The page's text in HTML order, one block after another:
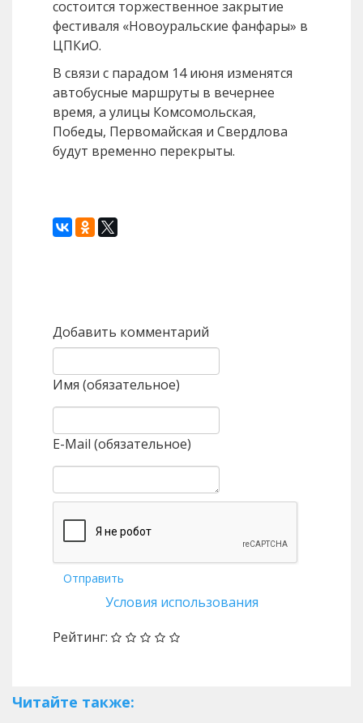
состоится торжественное закрытие
фестиваля «Новоуральские фанфары» в
ЦПКиО.
В связи с парадом 14 июня изменятся
автобусные маршруты в вечернее
время, а улицы Комсомольская,
Победы, Первомайская и Свердлова
будут временно перекрыты.
Добавить комментарий
Имя (обязательное)
E-Mail (обязательное)
Отправить
Условия использования
Рейтинг:
Читайте также: